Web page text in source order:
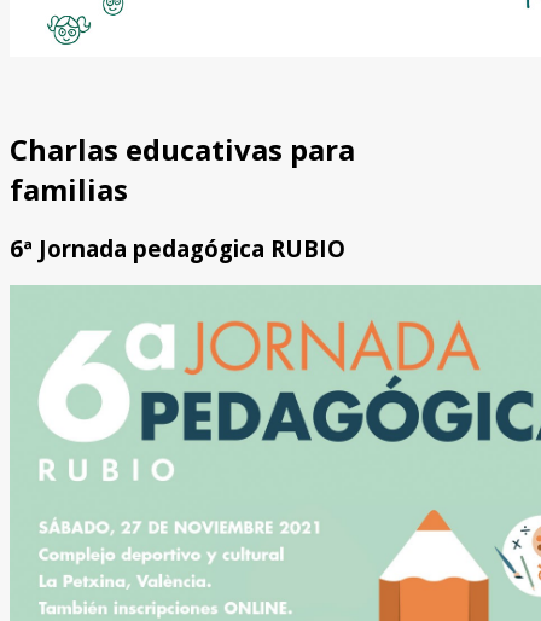
Charlas educativas para
familias
6ª Jornada pedagógica RUBIO